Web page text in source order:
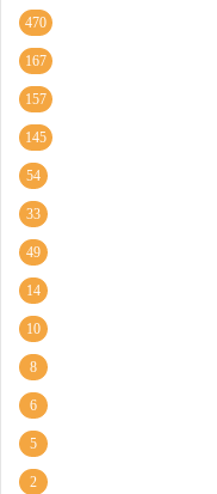
470
167
157
145
54
33
49
14
10
8
6
5
2